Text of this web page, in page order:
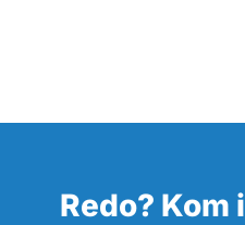
Redo? Kom